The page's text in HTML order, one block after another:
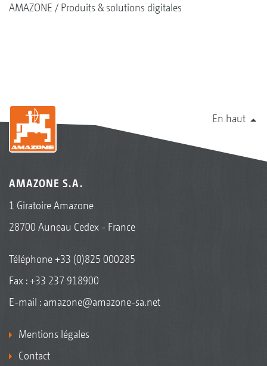
AMAZONE Produits & solutions digitales
En haut
AMAZONE S.A.
1 Giratoire Amazone
28700 Auneau Cedex - France
Téléphone+33 (0)825 000285
Fax : +33 237 918900
E-mail : amazone@amazone-sa.net
Mentions légales
Contact